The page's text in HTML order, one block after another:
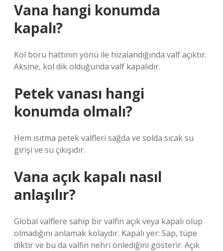
Vana hangi konumda
kapalı?
Kol boru hattının yönü ile hizalandığında valf açıktır.
Aksine, kol dik olduğunda valf kapalıdır.
Petek vanası hangi
konumda olmalı?
Hem ısıtma petek valfleri sağda ve solda sıcak su
girişi ve su çıkışıdır.
Vana açık kapalı nasıl
anlaşılır?
Global valflere sahip bir valfin açık veya kapalı olup
olmadığını anlamak kolaydır. Kapalı yer: Sap, tüpe
diktir ve bu da valfin nehri önlediğini gösterir. Açık